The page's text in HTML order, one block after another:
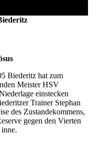
Biederitz hat zum
Meister HSV
einstecken
Trainer Stephan
des Zustandekommens,
gegen den Vierten